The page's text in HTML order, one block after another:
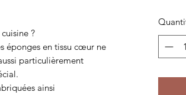
?
éponges en tissu cœur ne
particulièrement
ainsi